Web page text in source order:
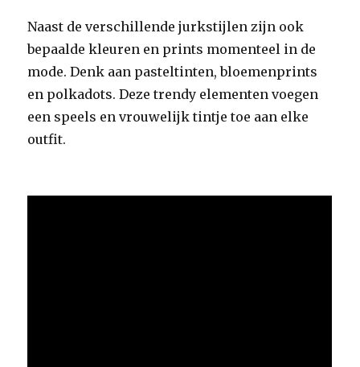
Naast de verschillende jurkstijlen zijn ook
bepaalde kleuren en prints momenteel in de
mode. Denk aan pasteltinten, bloemenprints
en polkadots. Deze trendy elementen voegen
een speels en vrouwelijk tintje toe aan elke
outfit.